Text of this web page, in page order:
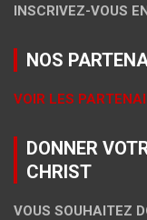
INSCRIVEZ-VOUS
NOS
VOIR LES
DONNER
CHRIST
VOUS SOUHAITEZ